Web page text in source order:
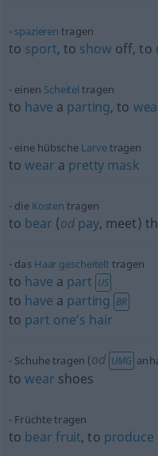
spazieren tragen
to sport, to show off, to
einen Scheitel tragen
to have a parting, to
eine hübsche Larvetragen
towear a pretty mask
die Kosten tragen
to bear (od pay, meet)
das Haar gescheitelt tragen
to have a part US
to have a parting BR
to part one’s hair
Schuhe tragen (od UMG
towear shoes
Früchte tragen
to bear fruit, to produce